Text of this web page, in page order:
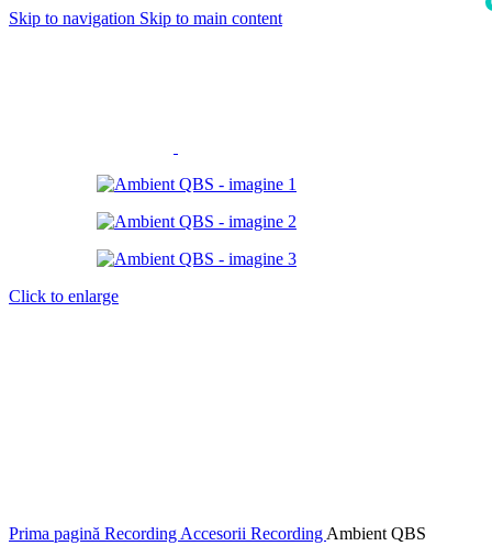
Skip to navigation Skip to main content
Click to enlarge
Prima pagină Recording Accesorii Recording Ambient QBS